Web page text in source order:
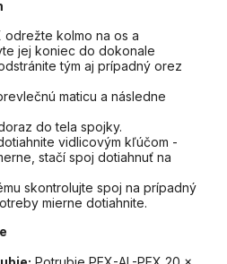
odrežte kolmo na os a
jej koniec do dokonale
tým aj prípadný orez
maticu a následne
do tela spojky.
vidlicovým kľúčom -
stačí spoj dotiahnuť na
skontrolujte spoj na prípadný
mierne dotiahnite.